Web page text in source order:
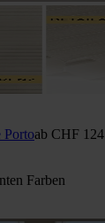
Portoab CHF 124
Farben